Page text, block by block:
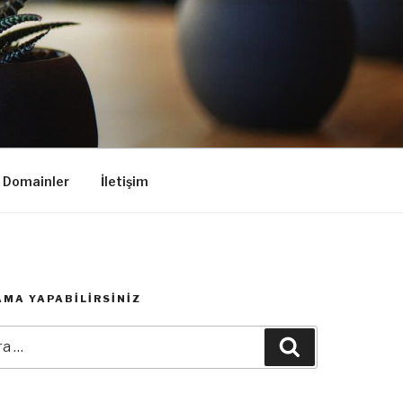
Domainler İletişim
YAPABILIRSINIZ